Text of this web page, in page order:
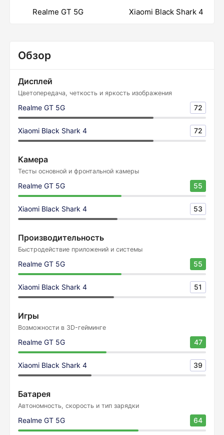
Realme GT 5G Xiaomi Black Shark 4
Обзор
Дисплей
Цветопередача, четкость и яркость изображения
Realme GT 5G 72
Xiaomi Black Shark 4 72
Камера
Тесты основной и фронтальной камеры
Realme GT 5G 55
Xiaomi Black Shark 4 53
Производительность
Быстродействие приложений и системы
Realme GT 5G 55
Xiaomi Black Shark 4 51
Игры
Возможности в 3D-гейминге
Realme GT 5G 47
Xiaomi Black Shark 4 39
Батарея
Автономность, скорость и тип зарядки
Realme GT 5G 64